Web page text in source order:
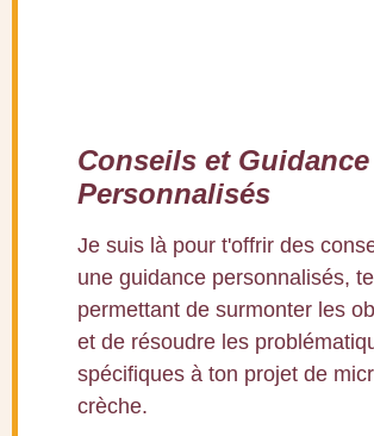
Conseils et Guidance
Personnalisés​
Je suis là pour t'offrir des
une guidance personnalisés, te
permettant de surmonter les
et de résoudre les
spécifiques à ton projet de
crèche.